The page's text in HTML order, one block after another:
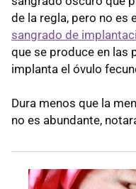
de la regla, pero no es
sangrado de
que se produce en las
implanta el óvulo
Dura menos que la
no es abundante,